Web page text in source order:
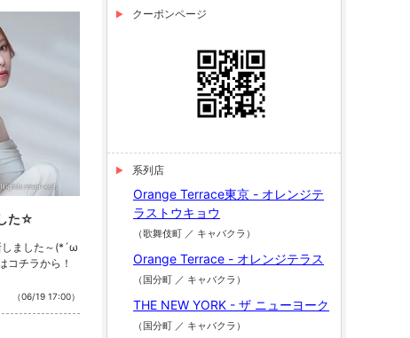
た☆
しました～(*´ω
コチラから！
（06/19 17:00）
クーポンページ
系列店
Orange Terrace東京 - オレンジテ
ラストウキョウ
（歌舞伎町 ／ キャバクラ）
Orange Terrace - オレンジテラス
（国分町 ／ キャバクラ）
THE NEW YORK - ザ ニューヨーク
（国分町 ／ キャバクラ）